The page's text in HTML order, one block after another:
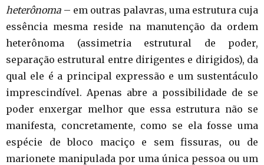
heterônoma – em outras palavras, uma estrutura cuja
essência mesma reside na manutenção da ordem
heterônoma (assimetria estrutural de poder,
separação estrutural entre dirigentes e dirigidos), da
qual ele é a principal expressão e um sustentáculo
imprescindível. Apenas abre a possibilidade de se
poder enxergar melhor que essa estrutura não se
manifesta, concretamente, como se ela fosse uma
espécie de bloco maciço e sem fissuras, ou de
marionete manipulada por uma única pessoa ou um